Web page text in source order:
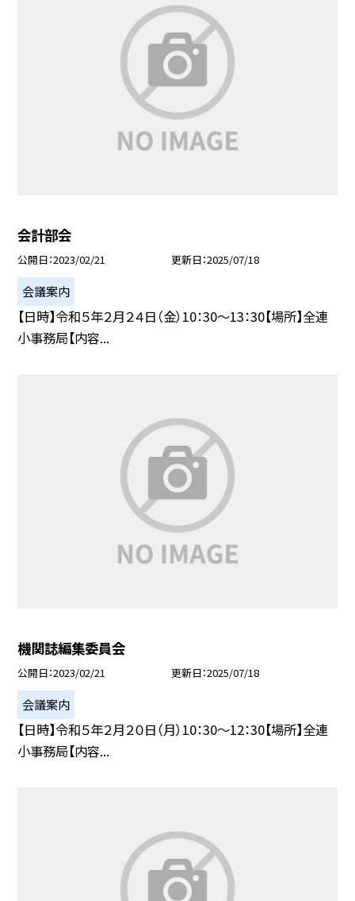
会計部会
公開日 2023/02/21 更新日 2025/07/18
会議案内
【日時】令和５年２月２４日（金）10：30〜13：30【場所】全連
小事務局【内容...
機関誌編集委員会
公開日 2023/02/21 更新日 2025/07/18
会議案内
【日時】令和５年２月２０日（月）10：30〜12：30【場所】全連
小事務局【内容...